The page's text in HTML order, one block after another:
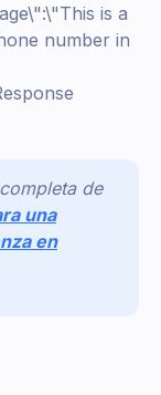
is a
number in
de
una
en